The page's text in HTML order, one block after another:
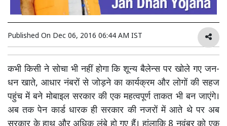
Published On Dec 06, 2016 06:44 AM IST
कभी किसी ने सोचा भी नहीं होगा कि शून्य बैलेन्स पर खोले गए जन-
धन खाते, आधार नंबरों से जोड़ने का कार्यक्रम और लोगों की सहज
पहुंच में बने मोबाइल सरकार की एक महत्वपूर्ण ताकत भी बन जाएंगे।
अब तक पेन कार्ड धारक ही सरकार की नजरों में आते थे पर अब